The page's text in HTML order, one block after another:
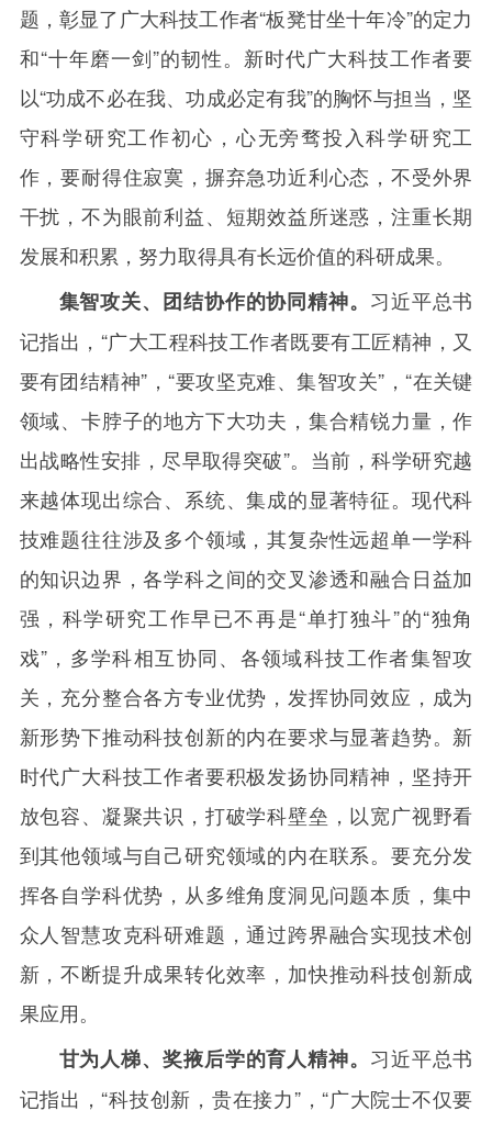
题，彰显了广大科技工作者“板凳甘坐十年冷”的定力
和“十年磨一剑”的韧性。新时代广大科技工作者要
以“功成不必在我、功成必定有我”的胸怀与担当，坚
守科学研究工作初心，心无旁骛投入科学研究工
作，要耐得住寂寞，摒弃急功近利心态，不受外界
干扰，不为眼前利益、短期效益所迷惑，注重长期
发展和积累，努力取得具有长远价值的科研成果。
集智攻关、团结协作的协同精神。 习近平总书
记指出，“广大工程科技工作者既要有工匠精神，又
要有团结精神”，“要攻坚克难、集智攻关”，“在关键
领域、卡脖子的地方下大功夫，集合精锐力量，作
出战略性安排，尽早取得突破”。当前，科学研究越
来越体现出综合、系统、集成的显著特征。现代科
技难题往往涉及多个领域，其复杂性远超单一学科
的知识边界，各学科之间的交叉渗透和融合日益加
强，科学研究工作早已不再是“单打独斗”的“独角
戏”，多学科相互协同、各领域科技工作者集智攻
关，充分整合各方专业优势，发挥协同效应，成为
新形势下推动科技创新的内在要求与显著趋势。新
时代广大科技工作者要积极发扬协同精神，坚持开
放包容、凝聚共识，打破学科壁垒，以宽广视野看
到其他领域与自己研究领域的内在联系。要充分发
挥各自学科优势，从多维角度洞见问题本质，集中
众人智慧攻克科研难题，通过跨界融合实现技术创
新，不断提升成果转化效率，加快推动科技创新成
果应用。
甘为人梯、奖掖后学的育人精神。 习近平总书
记指出，“科技创新，贵在接力”，“广大院士不仅要